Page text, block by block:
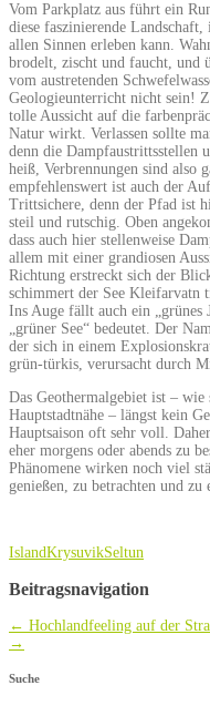
Vom Parkplatz aus führt ein
diese faszinierende
allen Sinnen erleben kann.
brodelt, zischt und faucht, und
vom austretenden
Geologieunterricht nicht sein!
tolle Aussicht auf die
Natur wirkt. Verlassen sollte
denn die Dampfaustrittsstellen
heiß, Verbrennungen sind also
empfehlenswert ist auch der
Trittsichere, denn der Pfad ist
steil und rutschig. Oben
dass auch hier stellenweise
allem mit einer grandiosen
Richtung erstreckt sich der
schimmert der See Kleifarvatn
Ins Auge fällt auch ein „grünes
„grüner See“ bedeutet. Der
der sich in einem
grün-türkis, verursacht durch
Das Geothermalgebiet ist –
Hauptstadtnähe – längst kein
Hauptsaison oft sehr voll.
eher morgens oder abends zu
Phänomene wirken noch viel
genießen, zu betrachten und zu
IslandKrysuvikSeltun
Beitragsnavigation
← Hochlandfeeling auf der
→
Suche